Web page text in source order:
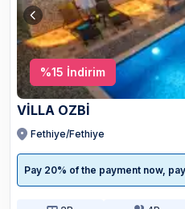
%15 İndirim
VİLLA OZBİ
Fethiye/Fethiye
Pay 20% of the payment now,